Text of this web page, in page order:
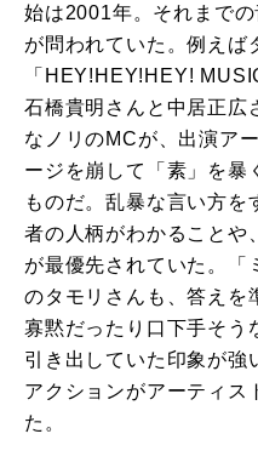
始は2001年。それまでの
が問われていた。例えば
「HEY!HEY!HEY!
石橋貴明さんと中居正広
なノリのMCが、出演ア
ージを崩して「素」を暴
ものだ。乱暴な言い方を
者の人柄がわかることや
が最優先されていた。「
のタモリさんも、答えを
寡黙だったり口下手そう
引き出していた印象が強
アクションがアーティス
た。